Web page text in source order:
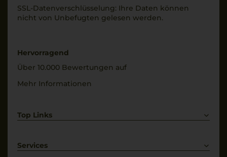
SSL-Daten­verschlüs­selung: Ihre Daten können
nicht von Unbe­fugten gelesen werden.
Hervorragend
Über 10.000 Bewertungen auf
Mehr Informationen
Top Links
Weißwein
Services